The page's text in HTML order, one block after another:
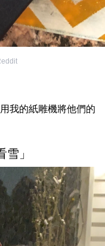
我的紙雕機將他們的
雪」